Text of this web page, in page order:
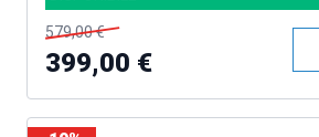
579,00 €
399,00 €